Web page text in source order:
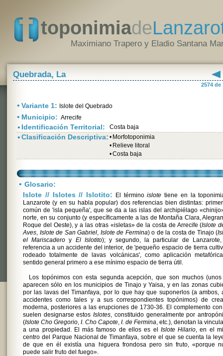
toponimiade
Maximiano Trapero y Eladio Santana
Quebrada, La
2574 de
• Variante 1: Islote del Quebrado
• Municipio: Arrecife
• Identificación Territorial: Costa baja
•Clasificación Descriptiva: • Morfotoponimia
• Relieve litoral
•Costa baja
• Glosario:
Islote // Islotes // Islotito: El términoislote tiene en la
Lanzarote (y en su habla popular) dos referencias bien distintas:
común de 'isla pequeña', que se da a las islas del archipiélago
norte, en su conjunto (y específicamente a las de Montaña Clara,
Roque del Oeste), y a las otras «isletas» de la costa de Arrecife (Islote
Aves, Islote de San Gabriel, Islote de Fermina) o de la costa de Tinajo (
el Mariscadero y El Islotito); y segundo, la particular de
referencia a un accidente del interior, de 'pequeño espacio de tierra
rodeado totalmente de lavas volcánicas', como aplicación
sentido general primero a ese mínimo espacio de tierra útil.
Los topónimos con esta segunda acepción, que son muchos
aparecen sólo en los municipios de Tinajo y Yaisa, y en las zonas
por las lavas del Timanfaya, por lo que hay que suponerlos (a ambos,
accidentes como tales y a sus correspondientes topónimos) de
moderna, posteriores a las erupciones de 1730-36. El complemento
suelen designarse estosIslotes, constituido generalmente por
(Islote Cho Gregorio, I. Cho Capote, I. de Fermina, etc.), denotan la
a una propiedad. El más famoso de ellos es el Islote Hilario, en el
centro del Parque Nacional de Timanfaya, sobre el que se cuenta la
de que en él existía una higuera frondosa pero sin fruto, «porque
puede salir fruto del fuego».